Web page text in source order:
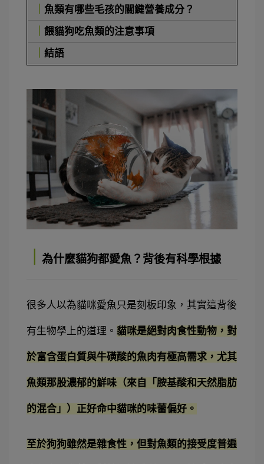
魚類有哪些毛孩的關鍵營養成分？
餵貓狗吃魚類的注意事項
結語
為什麼貓狗都愛魚？背後有科學根據
很多人以為貓咪愛魚只是刻板印象，其實這背後
有生物學上的道理。 貓咪是絕對肉食性動物，對
於富含蛋白質與牛磺酸的魚肉有極高需求，尤其
魚類那股濃郁的鮮味（來自「胺基酸和天然脂肪
的混合」）正好命中貓咪的味蕾偏好。
至於狗狗雖然是雜食性，但對魚類的接受度普遍